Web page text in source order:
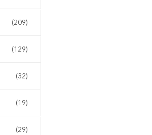
(209)
(129)
(32)
(19)
(29)